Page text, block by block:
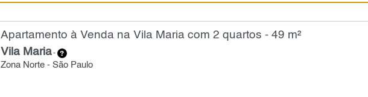
Apartamento à Venda na Vila Maria com 2 quartos - 49 m²
Vila Maria-
Zona Norte - São Paulo